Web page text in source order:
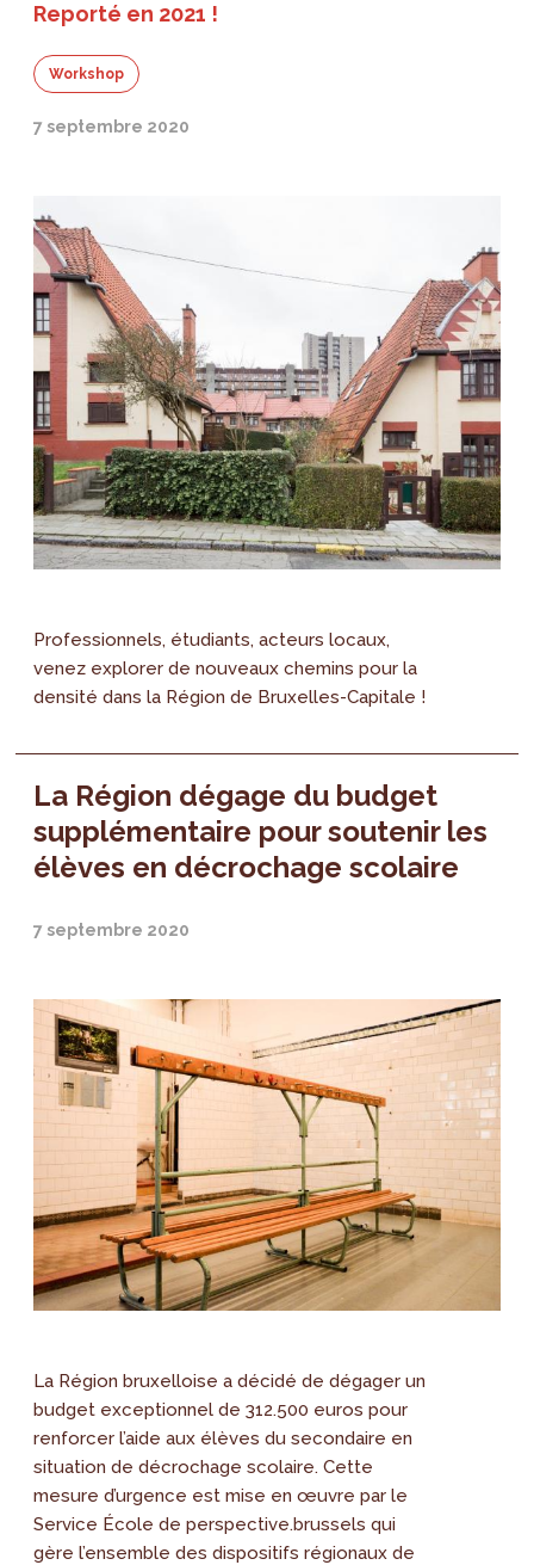
Reporté en 2021 !
Workshop
7 septembre 2020
Professionnels, étudiants, acteurs locaux,
venez explorer de nouveaux chemins pour la
densité dans la Région de Bruxelles-Capitale !
La Région dégage du budget
supplémentaire pour soutenir les
élèves en décrochage scolaire
7 septembre 2020
La Région bruxelloise a décidé de dégager un
budget exceptionnel de 312.500 euros pour
renforcer l’aide aux élèves du secondaire en
situation de décrochage scolaire. Cette
mesure d’urgence est mise en œuvre par le
Service École de perspective.brussels qui
gère l’ensemble des dispositifs régionaux de